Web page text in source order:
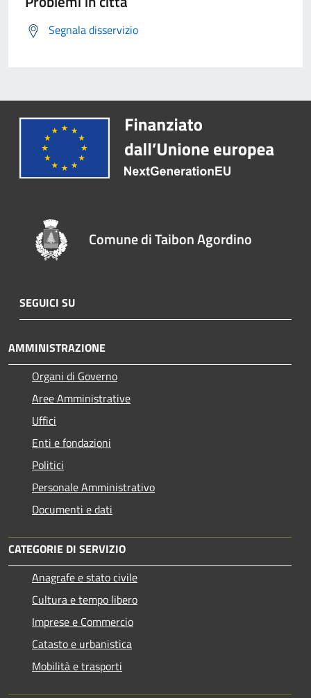
Segnala disservizio
Comune di Taibon Agordino
SEGUICI SU
AMMINISTRAZIONE
Organi di Governo
Aree Amministrative
Uffici
Enti e fondazioni
Politici
Personale Amministrativo
Documenti e dati
CATEGORIE DI SERVIZIO
Anagrafe e stato civile
Cultura e tempo libero
Imprese e Commercio
Catasto e urbanistica
Mobilità e trasporti